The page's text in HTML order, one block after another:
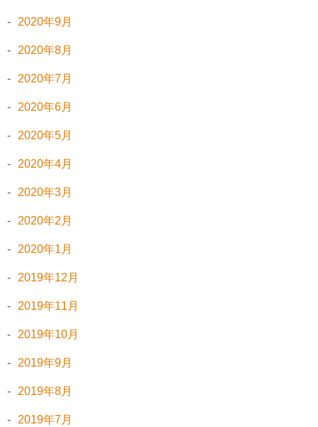
2020年9月
2020年8月
2020年7月
2020年6月
2020年5月
2020年4月
2020年3月
2020年2月
2020年1月
2019年12月
2019年11月
2019年10月
2019年9月
2019年8月
2019年7月